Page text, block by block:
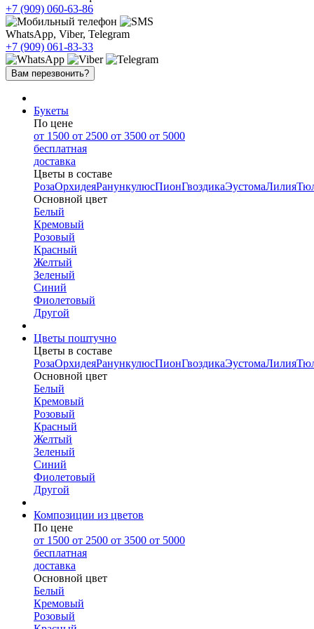
+7 (909) 060-63-86
WhatsApp, Viber, Telegram
+7 (909) 061-83-33
Вам перезвонить?
Букеты
По цене
от 1500 от 2500 от 3500 от 5000
бесплатная
доставка
Цветы в составе
РозаОрхидеяРанункулюсПионГвоздикаЭустомаЛилия
Основной цвет
Белый
Кремовый
Розовый
Красный
Желтый
Зеленый
Синий
Фиолетовый
Другой
Цветы поштучно
Цветы в составе
РозаОрхидеяРанункулюсПионГвоздикаЭустомаЛилия
Основной цвет
Белый
Кремовый
Розовый
Красный
Желтый
Зеленый
Синий
Фиолетовый
Другой
Композиции из цветов
По цене
от 1500 от 2500 от 3500 от 5000
бесплатная
доставка
Основной цвет
Белый
Кремовый
Розовый